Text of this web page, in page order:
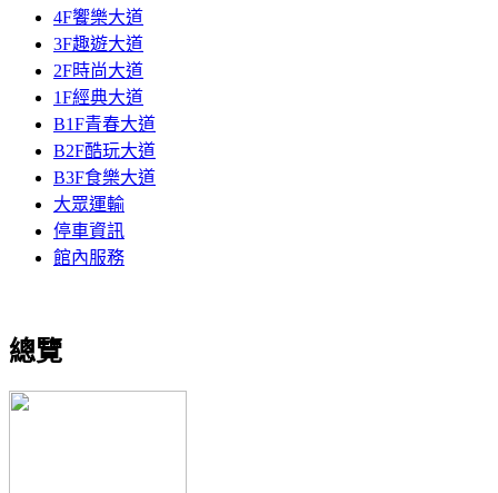
4F饗樂大道
3F趣遊大道
2F時尚大道
1F經典大道
B1F青春大道
B2F酷玩大道
B3F食樂大道
大眾運輸
停車資訊
館內服務
總覽